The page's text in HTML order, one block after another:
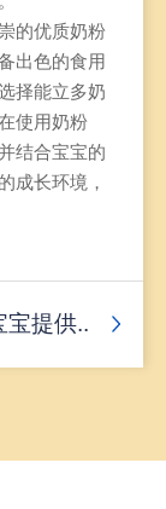
的优质奶粉
出色的食用
择能立多奶
使用奶粉
结合宝宝的
成长环境，
宝提供..